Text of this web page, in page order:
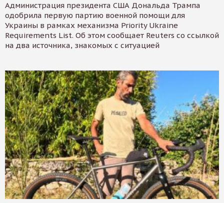
Администрация президента США Дональда Трампа
одобрила первую партию военной помощи для
Украины в рамках механизма Priority Ukraine
Requirements List. Об этом сообщает Reuters со ссылкой
на два источника, знакомых с ситуацией